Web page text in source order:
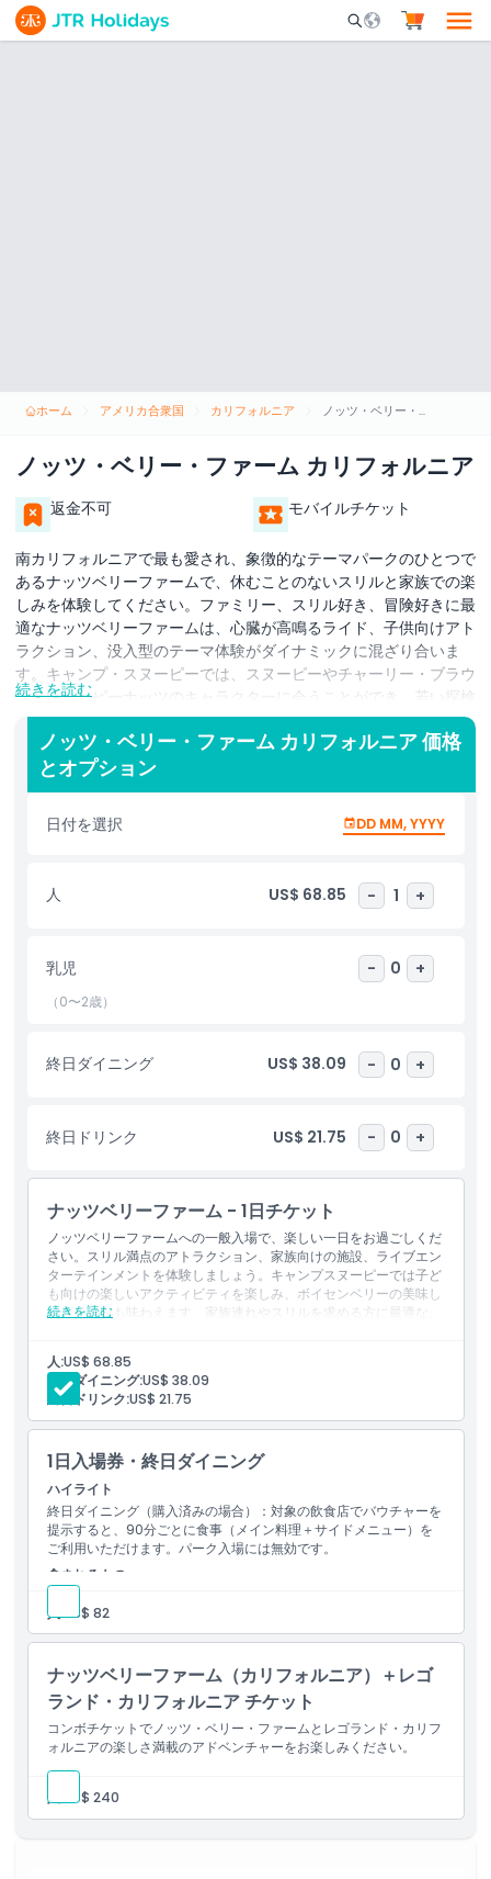
Mobile Search
ホーム アメリカ合衆国 カリフォルニア ノッツ・ベリー・ファーム カリフォルニア
ノッツ・ベリー・ファーム カリフォルニア
返金不可 モバイルチケット
南カリフォルニアで最も愛され、象徴的なテーマパークのひとつで
あるナッツベリーファームで、休むことのないスリルと家族での楽
しみを体験してください。ファミリー、スリル好き、冒険好きに最
適なナッツベリーファームは、心臓が高鳴るライド、子供向けアト
ラクション、没入型のテーマ体験がダイナミックに混ざり合いま
す。キャンプ・スヌーピーでは、スヌーピーやチャーリー・ブラウ
ンといったピーナッツのキャラクターに会うことができ、若い探検
家たちは熱気球で空へ舞い上がり、鉱山カートに乗り、遊び心あふ
れる全天候型のアドベンチャーを楽しめます。コーストライダーで
スリルを感じ、アレブリヘ・ガーデンズの上空で揺れる船に乗り、
カリコ・リバー・ラピッズの激しい急流で涼んでください。バター
フィールド・ステージコーチや2台の本物の機関車、伝説のギャロ
ピング・グースに乗って過去へと旅立ちましょう。ローラーコース
で満ちています。今日ナッツベリーファームのチケットを購入し
て、あらゆる年齢の人が楽しめるカリフォルニアの高評価遊園地で
ハイライト
含まれるもの
子供／大人ポリシー
除外事項
営業時間
注意事項
場所
行き方
引換方法
キャンセルポリシー
続きを読む
ノッツ・ベリー・ファーム カリフォルニア 価格
とオプション
日付を選択 DD MM, YYYY
人 US$ 68.85 - 1 +
乳児 - 0 +
（0〜2歳）
終日ダイニング US$ 38.09 - 0 +
終日ドリンク US$ 21.75 - 0 +
ナッツベリーファーム - 1日チケット
ノッツベリーファームへの一般入場で、楽しい一日をお過ごしくだ
さい。スリル満点のアトラクション、家族向けの施設、ライブエン
ターテインメントを体験しましょう。キャンプスヌーピーでは子ど
も向けの楽しいアクティビティを楽しみ、ボイセンベリーの美味し
いスイーツも味わえます。家族連れやスリルを求める方に最適な、
続きを読む
含まれるもの
1日間アトラクションパス
入場券：ノッツベリーファーム
数十種類の世界クラスのライドとジェットコースターへのアク
園内の爽快なライブパフォーマンスへのアクセス
終日ダイニング（購入時）：参加店舗でバウチャーを提示する
と、90分ごとに食事（メイン＋サイド）をご利用いただけま
す。
終日ドリンク（購入時）：参加する飲食店またはリフィル場所
でバウチャーを提示して記念ボトルを受け取り、15分ごとにリ
フィル可能です。
人:US$ 68.85
終日ダイニング:US$ 38.09
終日ドリンク:US$ 21.75
1日入場券・終日ダイニング
ハイライト
終日ダイニング（購入済みの場合）：対象の飲食店でバウチャーを
提示すると、90分ごとに食事（メイン料理＋サイドメニュー）を
ご利用いただけます。パーク入場には無効です。
含まれるもの
チャーを提示すると、90分ごとに食事（メイン＋サイド）をご利
用いただけます。パーク入場券としては無効です。
人:US$ 82
ナッツベリーファーム（カリフォルニア）＋レゴ
ランド・カリフォルニア チケット
コンボチケットでノッツ・ベリー・ファームとレゴランド・カリフ
ォルニアの楽しさ満載のアドベンチャーをお楽しみください。
人: US$ 240